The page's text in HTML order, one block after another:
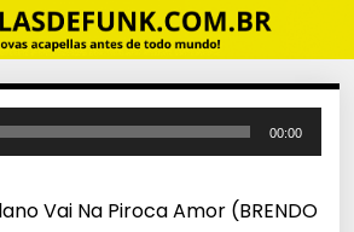
00:00
Vai Na Piroca Amor (BRENDO